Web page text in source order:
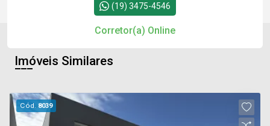
(19) 3475-4546
Corretor(a) Online
Imóveis Similares
Cód. 8039